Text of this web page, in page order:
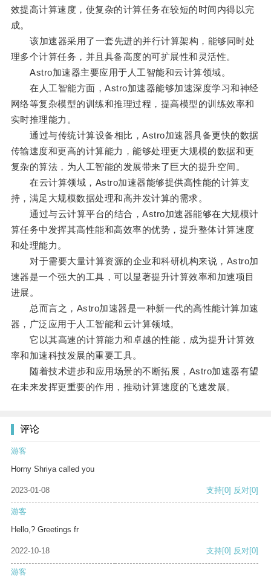
效提高计算速度，使复杂的计算任务在较短的时间内得以完
成。
该加速器采用了一套先进的并行计算架构，能够同时处
理多个计算任务，并且具备高度的可扩展性和灵活性。
Astro加速器主要应用于人工智能和云计算领域。
在人工智能方面，Astro加速器能够加速深度学习和神经
网络等复杂模型的训练和推理过程，提高模型的训练效率和
实时推理能力。
通过与传统计算设备相比，Astro加速器具备更快的数据
传输速度和更高的计算能力，能够处理更大规模的数据和更
复杂的算法，为人工智能的发展带来了巨大的提升空间。
在云计算领域，Astro加速器能够提供高性能的计算支
持，满足大规模数据处理和高并发计算的需求。
通过与云计算平台的结合，Astro加速器能够在大规模计
算任务中发挥其高性能和高效率的优势，提升整体计算速度
和处理能力。
对于需要大量计算资源的企业和科研机构来说，Astro加
速器是一个强大的工具，可以显著提升计算效率和加速项目
进展。
总而言之，Astro加速器是一种新一代的高性能计算加速
器，广泛应用于人工智能和云计算领域。
它以其高速的计算能力和卓越的性能，成为提升计算效
率和加速科技发展的重要工具。
随着技术进步和应用场景的不断拓展，Astro加速器有望
在未来发挥更重要的作用，推动计算速度的飞速发展。
评论
游客
Horny Shriya called you
2023-01-08 支持[0] 反对[0]
游客
Hello,? Greetings fr
2022-10-18 支持[0] 反对[0]
游客